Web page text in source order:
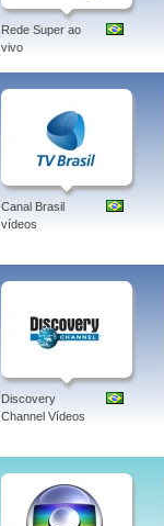
Rede Super ao
vivo
Canal Brasil
vídeos
Discovery
Channel Vídeos